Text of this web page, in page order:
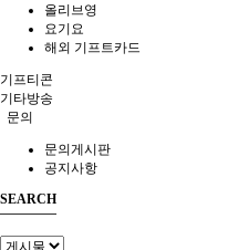
올리브영
요기요
해외 기프트카드
기프티콘
기타방송
문의
문의게시판
공지사항
SEARCH